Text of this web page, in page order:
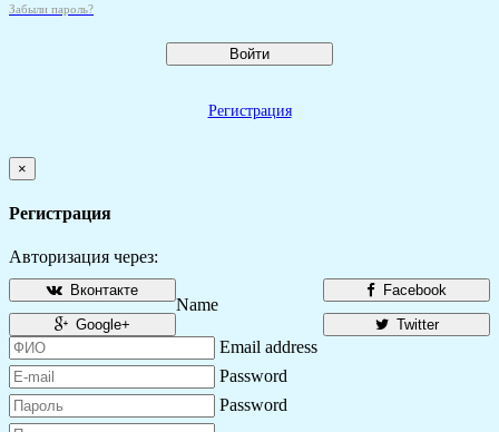
Забыли пароль?
Войти
Регистрация
×
Регистрация
Авторизация через:
Facebook
Вконтакте
Twitter
Google+
Name
Email address
Password
Password